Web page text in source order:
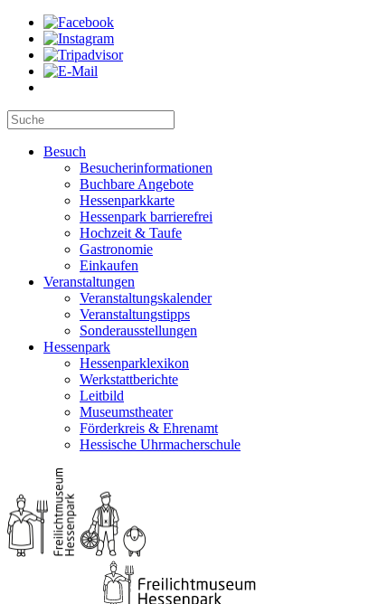
Besuch
Besucherinformationen
Buchbare Angebote
Hessenparkkarte
Hessenpark barrierefrei
Hochzeit & Taufe
Gastronomie
Einkaufen
Veranstaltungen
Veranstaltungskalender
Veranstaltungstipps
Sonderausstellungen
Hessenpark
Hessenparklexikon
Werkstattberichte
Leitbild
Museumstheater
Förderkreis & Ehrenamt
Hessische Uhrmacherschule